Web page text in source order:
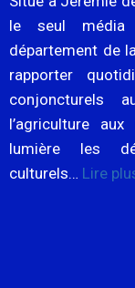
le seul média
département de
rapporter
conjoncturels
l’agriculture
lumière les
culturels… Lire